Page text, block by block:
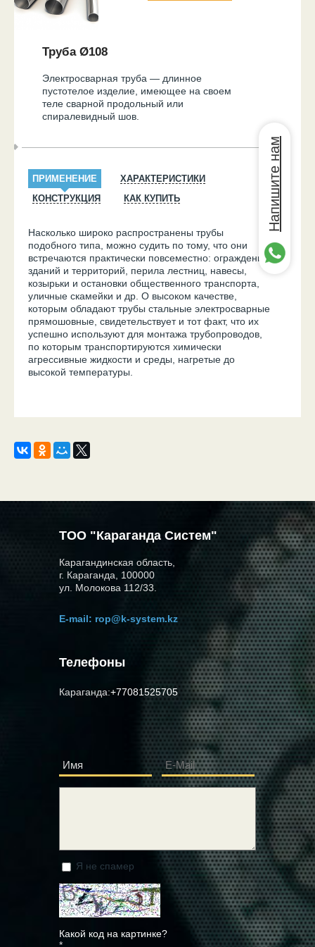
Труба Ø108
Электросварная труба — длинное
пустотелое изделие, имеющее на своем
теле сварной продольный или
спиралевидный шов.
ПРИМЕНЕНИЕ
ХАРАКТЕРИСТИКИ
КОНСТРУКЦИЯ
КАК КУПИТЬ
Насколько широко распространены трубы
подобного типа, можно судить по тому, что они
встречаются практически повсеместно: ограждения
зданий и территорий, перила лестниц, навесы,
козырьки и остановки общественного транспорта,
уличные скамейки и др. О высоком качестве,
которым обладают трубы стальные электросварные
прямошовные, свидетельствует и тот факт, что их
успешно используют для монтажа трубопроводов,
по которым транспортируются химически
агрессивные жидкости и среды, нагретые до
высокой температуры.
ТОО "Караганда Систем"
Карагандинская область,
г. Караганда, 100000
ул. Молокова 112/33.
E-mail: rop@k-system.kz
Имя
E-Mail
*
Я не спамер
Я спамер
Какой код на картинке?
Телефоны
Караганда:+77081525705
Напишите нам